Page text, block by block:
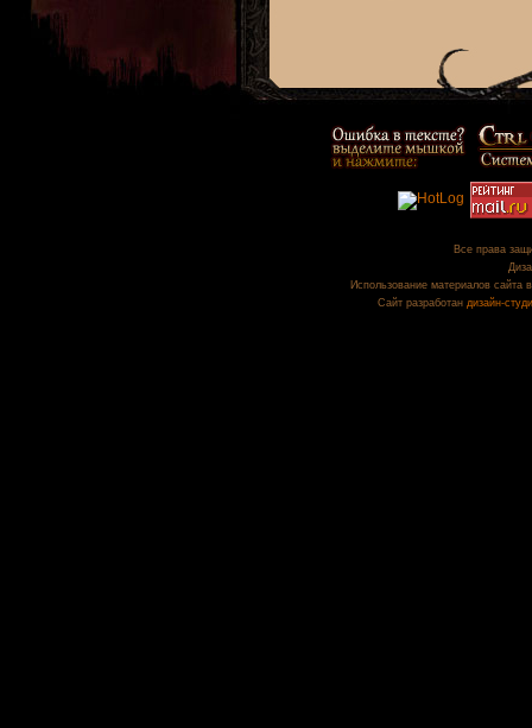
Все права
Использование материалов сайта
Сайт разработан дизайн-